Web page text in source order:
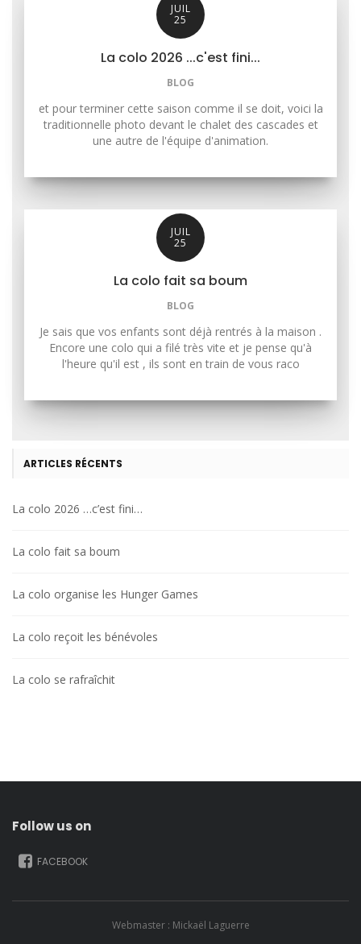
JUIL
25
La colo 2026 ...c'est fini...
BLOG
et pour terminer cette saison comme il se doit, voici la
traditionnelle photo devant le chalet des cascades et
une autre de l'équipe d'animation.
JUIL
25
La colo fait sa boum
BLOG
Je sais que vos enfants sont déjà rentrés à la maison .
Encore une colo qui a filé très vite et je pense qu'à
l'heure qu'il est , ils sont en train de vous raco
ARTICLES RÉCENTS
La colo 2026 …c’est fini…
La colo fait sa boum
La colo organise les Hunger Games
La colo reçoit les bénévoles
La colo se rafraîchit
Follow us on
FACEBOOK
Webmaster : Mickaël Laguerre